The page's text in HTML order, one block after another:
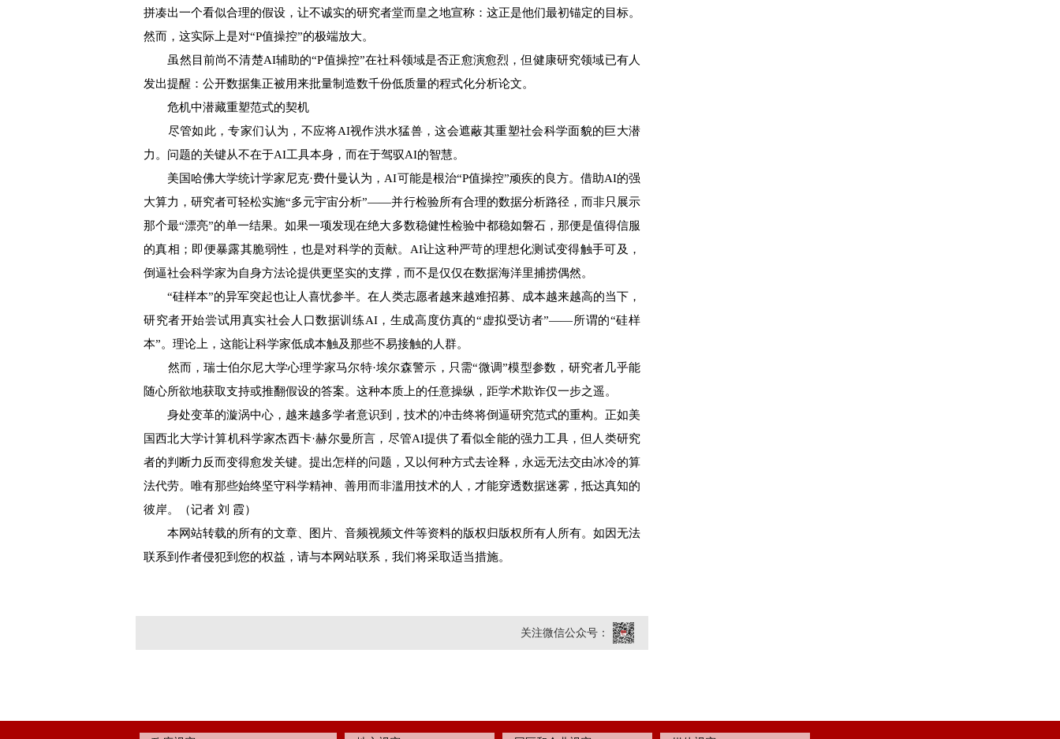
拼凑出一个看似合理的假设，让不诚实的研究者堂而皇之地宣称：这正是他们最初锚定的目标。
然而，这实际上是对“P值操控”的极端放大。
虽然目前尚不清楚AI辅助的“P值操控”在社科领域是否正愈演愈烈，但健康研究领域已有人
发出提醒：公开数据集正被用来批量制造数千份低质量的程式化分析论文。
危机中潜藏重塑范式的契机
尽管如此，专家们认为，不应将AI视作洪水猛兽，这会遮蔽其重塑社会科学面貌的巨大潜
力。问题的关键从不在于AI工具本身，而在于驾驭AI的智慧。
美国哈佛大学统计学家尼克·费什曼认为，AI可能是根治“P值操控”顽疾的良方。借助AI的强
大算力，研究者可轻松实施“多元宇宙分析”——并行检验所有合理的数据分析路径，而非只展示
那个最“漂亮”的单一结果。如果一项发现在绝大多数稳健性检验中都稳如磐石，那便是值得信服
的真相；即便暴露其脆弱性，也是对科学的贡献。AI让这种严苛的理想化测试变得触手可及，
倒逼社会科学家为自身方法论提供更坚实的支撑，而不是仅仅在数据海洋里捕捞偶然。
“硅样本”的异军突起也让人喜忧参半。在人类志愿者越来越难招募、成本越来越高的当下，
研究者开始尝试用真实社会人口数据训练AI，生成高度仿真的“虚拟受访者”——所谓的“硅样
本”。理论上，这能让科学家低成本触及那些不易接触的人群。
然而，瑞士伯尔尼大学心理学家马尔特·埃尔森警示，只需“微调”模型参数，研究者几乎能
随心所欲地获取支持或推翻假设的答案。这种本质上的任意操纵，距学术欺诈仅一步之遥。
身处变革的漩涡中心，越来越多学者意识到，技术的冲击终将倒逼研究范式的重构。正如美
国西北大学计算机科学家杰西卡·赫尔曼所言，尽管AI提供了看似全能的强力工具，但人类研究
者的判断力反而变得愈发关键。提出怎样的问题，又以何种方式去诠释，永远无法交由冰冷的算
法代劳。唯有那些始终坚守科学精神、善用而非滥用技术的人，才能穿透数据迷雾，抵达真知的
彼岸。（记者 刘 霞）
本网站转载的所有的文章、图片、音频视频文件等资料的版权归版权所有人所有。如因无法
联系到作者侵犯到您的权益，请与本网站联系，我们将采取适当措施。
关注微信公众号：